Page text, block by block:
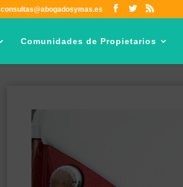
consultas@abogadosymas.es
Comunidades de Propietarios